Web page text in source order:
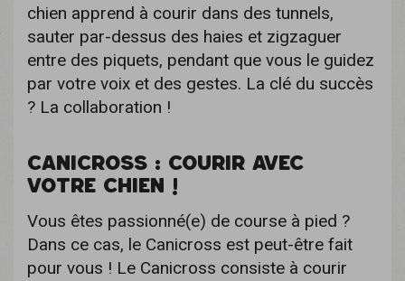
chien apprend à courir dans des tunnels,
sauter par-dessus des haies et zigzaguer
entre des piquets, pendant que vous le guidez
par votre voix et des gestes. La clé du succès
? La collaboration !
CANICROSS : COURIR AVEC
VOTRE CHIEN !
Vous êtes passionné(e) de course à pied ?
Dans ce cas, le Canicross est peut-être fait
pour vous ! Le Canicross consiste à courir